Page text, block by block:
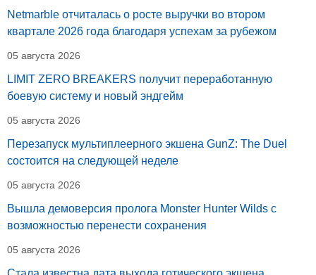
Netmarble отчиталась о росте выручки во втором
квартале 2026 года благодаря успехам за рубежом
05 августа 2026
LIMIT ZERO BREAKERS получит переработанную
боевую систему и новый эндгейм
05 августа 2026
Перезапуск мультиплеерного экшена GunZ: The Duel
состоится на следующей неделе
05 августа 2026
Вышла демоверсия пролога Monster Hunter Wilds с
возможностью перенести сохранения
05 августа 2026